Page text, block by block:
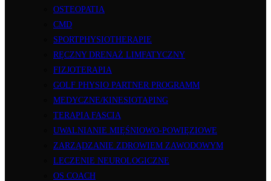
OSTEOPATIA
CMD
SPORTPHYSIOTHERAPIE
RĘCZNY DRENAŻ LIMFATYCZNY
FIZJOTERAPIA
GOLF PHYSIO PARTNER PROGRAMM
MEDYCZNE/KINESIOTAPING
TERAPIA FASCIA
UWALNIANIE MIĘŚNIOWO-POWIĘZIOWE
ZARZĄDZANIE ZDROWIEM ZAWODOWYM
LECZENIE NEUROLOGICZNE
OS COACH